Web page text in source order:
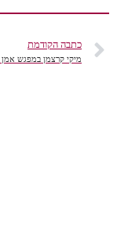
כתבה הקודמת
מיקי קרצמן במפגש אמן